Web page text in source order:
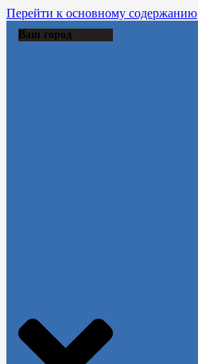
Перейти к основному содержанию
Ваш город